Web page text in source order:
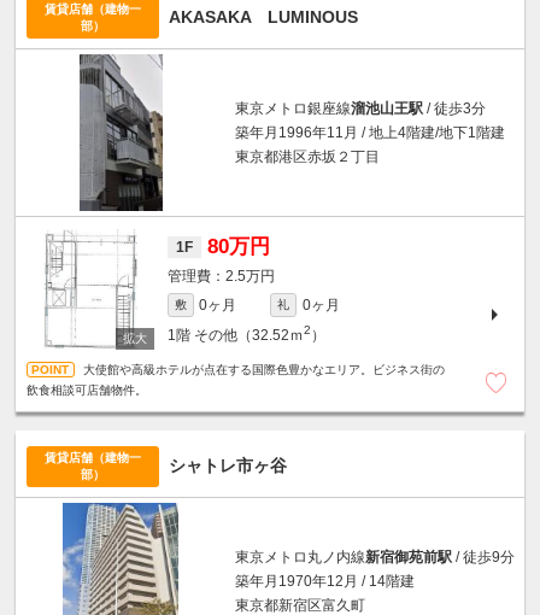
賃貸店舗（建物一
部）
AKASAKA LUMINOUS
東京メトロ銀座線溜池山王駅 / 徒歩3分
築年月1996年11月 / 地上4階建/地下1階建
東京都港区赤坂２丁目
1F 80万円
2.5万円
敷 0ヶ月 礼
0ヶ月
1階 その他（32.52ｍ2 ）
大使館や高級ホテルが点在する国際色豊かなエリア。ビジネス街の
飲食相談可店舗物件。
賃貸店舗（建物一
部）
シャトレ市ヶ谷
東京メトロ丸ノ内線新宿御苑前駅 / 徒歩9分
築年月1970年12月 / 14階建
東京都新宿区富久町